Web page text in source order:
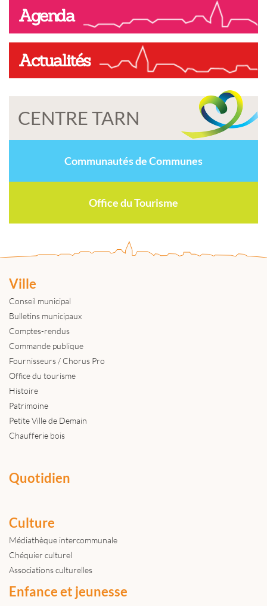
Agenda
Actualités
CENTRE TARN
Communautés de Communes
Office du Tourisme
Ville
Conseil municipal
Bulletins municipaux
Comptes-rendus
Commande publique
Fournisseurs / Chorus Pro
Office du tourisme
Histoire
Patrimoine
Petite Ville de Demain
Chaufferie bois
Quotidien
Culture
Médiathèque intercommunale
Chéquier culturel
Associations culturelles
Enfance et jeunesse